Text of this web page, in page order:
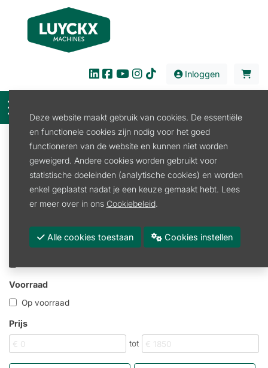
Inloggen
Filter
Verkoop
Accu en laders
Accu Kress
Promoties
Merk
Voorraad
Op voorraad
Prijs
tot
Deze website maakt gebruik van cookies. De essentiële
en functionele cookies zijn nodig voor het goed
functioneren van de website en kunnen niet worden
geweigerd. Andere cookies worden gebruikt voor
statistische doeleinden (analytische cookies) en worden
enkel geplaatst nadat je een keuze gemaakt hebt. Lees
er meer over in ons Cookiebeleid.
Alle cookies toestaan Cookies instellen